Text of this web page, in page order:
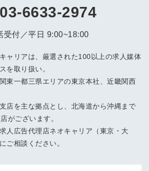
03-6633-2974
受付／平日 9:00~18:00
ャリアは、厳選された100以上の求人媒体
を取り扱い。
東一都三県エリアの東京本社、近畿関西
店を主な拠点とし、北海道から沖縄まで
がございます。
人広告代理店ネオキャリア（東京・大
ご相談ください。